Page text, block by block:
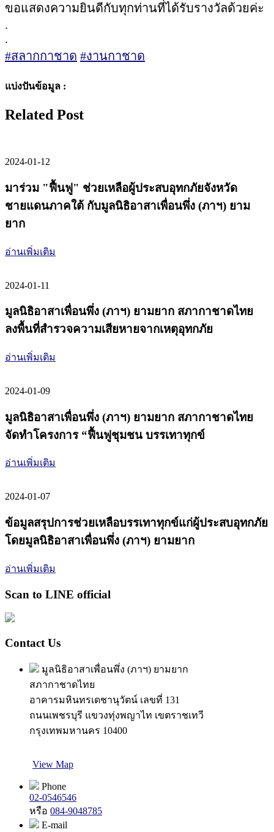
ขอแสดงความยินดีกับทุกท่านที่ได้รับรางวัลด้วยค่ะ
.
.
#สลากกาชาด #งานกาชาด
แบ่งปันข้อมูล :
Related Post
2024-01-12
มาร่วม "ฟื้นฟู" ช่วยเหลือผู้ประสบอุทกภัยจังหวัด
ชายแดนภาคใต้ กับมูลนิธิอาสาเพื่อนพึ่ง (ภาฯ) ยาม
ยาก
อ่านเพิ่มเติม
2024-01-11
มูลนิธิอาสาเพื่อนพึ่ง (ภาฯ) ยามยาก สภากาชาดไทย
ลงพื้นที่สำรวจความเสียหายจากเหตุอุทกภัย
อ่านเพิ่มเติม
2024-01-09
มูลนิธิอาสาเพื่อนพึ่ง (ภาฯ) ยามยาก สภากาชาดไทย
จัดทำโครงการ “ฟื้นฟูชุมชน บรรเทาทุกข์
อ่านเพิ่มเติม
2024-01-07
ข้อมูลสรุปการช่วยเหลือบรรเทาทุกข์แก่ผู้ประสบอุทกภัย
โดยมูลนิธิอาสาเพื่อนพึ่ง (ภาฯ) ยามยาก
อ่านเพิ่มเติม
Scan to LINE official
Contact Us
มูลนิธิอาสาเพื่อนพึ่ง (ภาฯ) ยามยาก
สภากาชาดไทย
อาคารมหินทรเดชานุวัตน์ เลขที่ 131
ถนนเพชรบุรี แขวงทุ่งพญาไท เขตราชเทวี
กรุงเทพมหานคร 10400
View Map
Phone
02-0546546
หรือ 084-9048785
E-mail